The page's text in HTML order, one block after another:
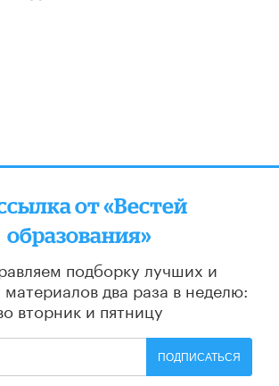
от «Вестей
образования»
подборку лучших и
материалов два раза в неделю:
вторник и пятницу
ПОДПИСАТЬСЯ